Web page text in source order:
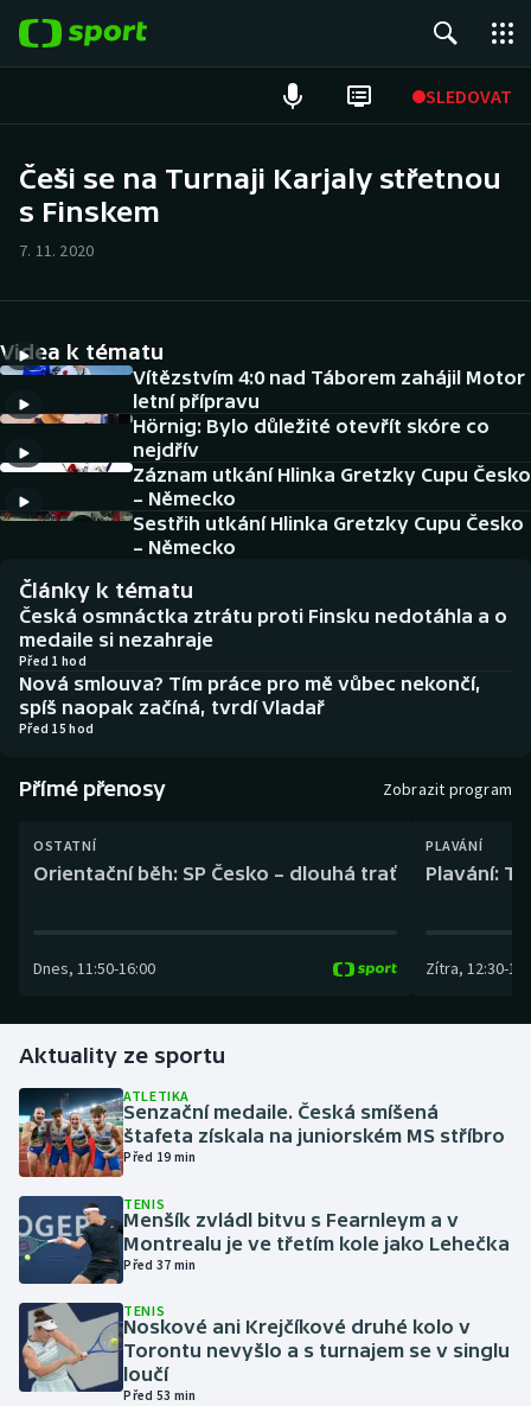
SLEDOVAT
Hokej
Cyklistika
DALŠÍ SPORTY
Americký fotbal
Baseball a softbal
Basketbal
Biatlon
Boby a skeleton
Box
Curling
Golf
Gymnastika
Házená
Jezdectví
Judo
Krasobruslení
NEPŘEHLÉDNĚTE
Historické návraty
Aplikace ČT sport
AZ kvíz
Češi se na Turnaji Karjaly střetnou
s Finskem
7. 11. 2020
Videa k tématu
Vítězstvím 4:0 nad Táborem zahájil Motor
letní přípravu
Hörnig: Bylo důležité otevřít skóre co
nejdřív
Záznam utkání Hlinka Gretzky Cupu Česko
– Německo
Sestřih utkání Hlinka Gretzky Cupu Česko
– Německo
Články k tématu
Česká osmnáctka ztrátu proti Finsku nedotáhla a o
medaile si nezahraje
Před 1 hod
Nová smlouva? Tím práce pro mě vůbec nekončí,
spíš naopak začíná, tvrdí Vladař
Před 15 hod
Přímé přenosy Zobrazit program
OSTATNÍ
Orientační běh: SP Česko – dlouhá trať
Dnes, 11:50-16:00
PLAVÁNÍ
Plavání:
Zítra, 12:30-
Aktuality ze sportu
ATLETIKA
Senzační medaile. Česká smíšená
štafeta získala na juniorském MS stříbro
Před 19 min
TENIS
Menšík zvládl bitvu s Fearnleym a v
Montrealu je ve třetím kole jako Lehečka
Před 37 min
TENIS
Noskové ani Krejčíkové druhé kolo v
Torontu nevyšlo a s turnajem se v singlu
loučí
Před 53 min